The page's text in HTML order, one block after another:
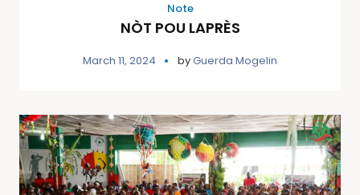
Note
NÒT POU LAPRÈS
March 11, 2024 byGuerda Mogelin